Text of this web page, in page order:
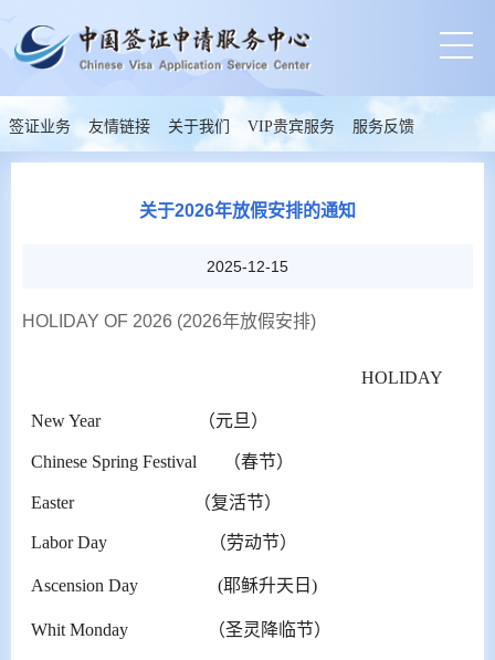
签证业务 友情链接 关于我们 VIP贵宾服务 服务反馈
关于2026年放假安排的通知
2025-12-15
HOLIDAY OF 2026 (2026年放假安排)
HOLIDAY
New Year （元旦）
Chinese Spring Festival （春节）
Easter （复活节）
Labor Day （劳动节）
Ascension Day (耶稣升天日)
Whit Monday （圣灵降临节）